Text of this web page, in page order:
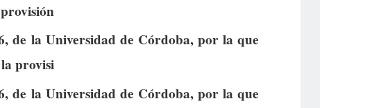
de la Universidad de Córdoba, por la que
provisi
de la Universidad de Córdoba, por la que